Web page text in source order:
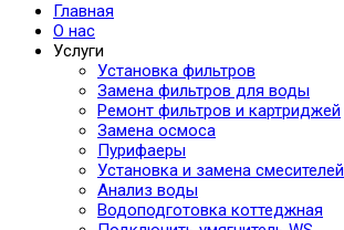
Главная
О нас
Услуги
Установка фильтров
Замена фильтров для воды
Ремонт фильтров и картриджей
Замена осмоса
Пурифаеры
Установка и замена смесителей
Анализ воды
Водоподготовка коттеджная